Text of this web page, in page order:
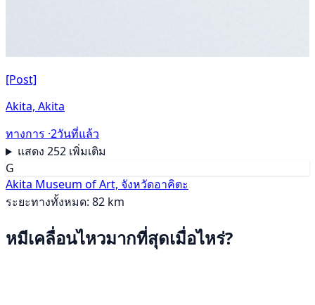
[Post]
Akita, Akita
ทางการ ·2วันที่แล้ว
แสดง 252 เพิ่มเติม
G
Akita Museum of Art, จังหวัดอาคิตะ
ระยะทางทั้งหมด: 82 km
หมีเคลื่อนไหวมากที่สุดเมื่อไหร่?